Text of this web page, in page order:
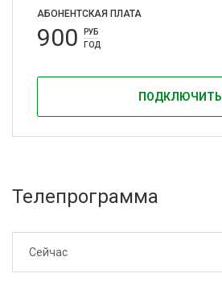
АБОНЕНТСКАЯ ПЛАТА
900
РУБ
ГОД
ПОДКЛЮЧИТЬ
Телепрограмма
Сейчас